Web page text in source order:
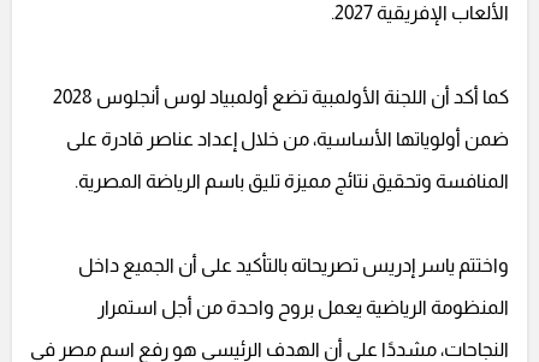
الألعاب الإفريقية 2027.
كما أكد أن اللجنة الأولمبية تضع أولمبياد لوس أنجلوس 2028
ضمن أولوياتها الأساسية، من خلال إعداد عناصر قادرة على
المنافسة وتحقيق نتائج مميزة تليق باسم الرياضة المصرية.
واختتم ياسر إدريس تصريحاته بالتأكيد على أن الجميع داخل
المنظومة الرياضية يعمل بروح واحدة من أجل استمرار
النجاحات، مشددًا على أن الهدف الرئيسي هو رفع اسم مصر في